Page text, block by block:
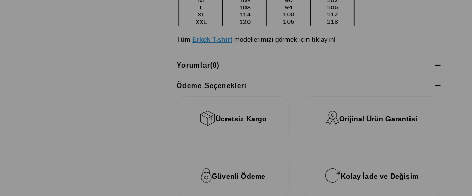
Tüm Erkek T-shirt modellerimizi görmek için tıklayın!
Yorumlar(0)
Ödeme Seçenekleri
Ücretsiz Kargo Orijinal Ürün Garantisi
Güvenli Ödeme Kolay İade ve Değişim